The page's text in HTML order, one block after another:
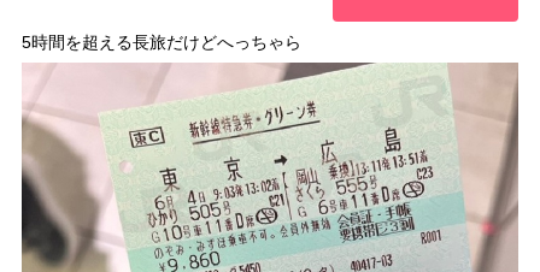
5時間を超える長旅だけどへっちゃら